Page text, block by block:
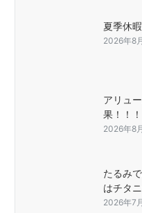
夏季休
2026年8
アリュ
果！！！
2026年8
たるみ
はチタ
2026年7